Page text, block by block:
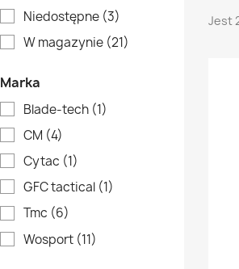
Niedostępne (3)
W magazynie (21)
Marka
Blade-tech (1)
CM (4)
Cytac (1)
GFC tactical (1)
Tmc (6)
Wosport (11)
Jest